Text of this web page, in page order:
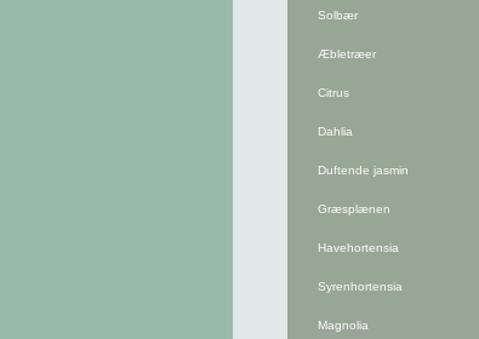
Solbær
Æbletræer
Citrus
Dahlia
Duftende jasmin
Græsplænen
Havehortensia
Syrenhortensia
Magnolia